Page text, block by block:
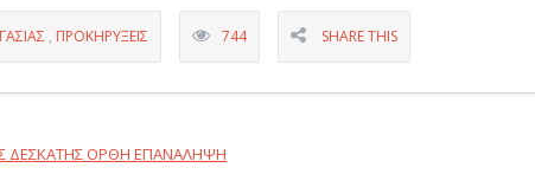
, ΠΡΟΚΗΡΎΞΕΙΣ 744 SHARE THIS
ΔΕΣΚΑΤΗΣ ΟΡΘΗ ΕΠΑΝΑΛΗΨΗ